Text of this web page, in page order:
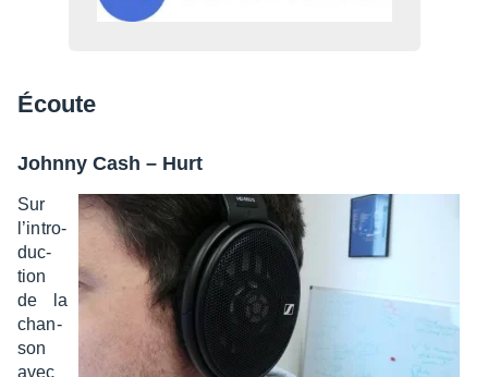
Écoute
Johnny Cash – Hurt
Sur
l’in­tro­
duc­
tion
de la
chan­
son
avec